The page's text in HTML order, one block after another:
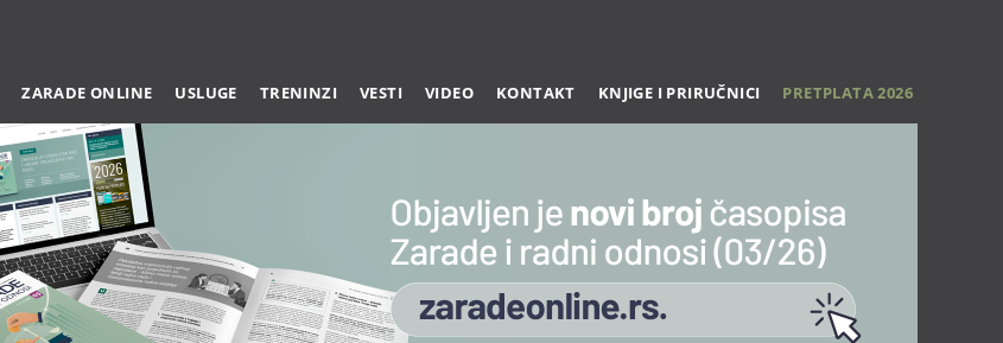
ZARADE ONLINE USLUGE TRENINZI VESTI VIDEO KONTAKT KNJIGE I PRIRUČNICI PRETPLATA 2026